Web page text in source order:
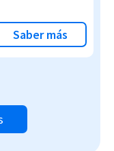
Saber más